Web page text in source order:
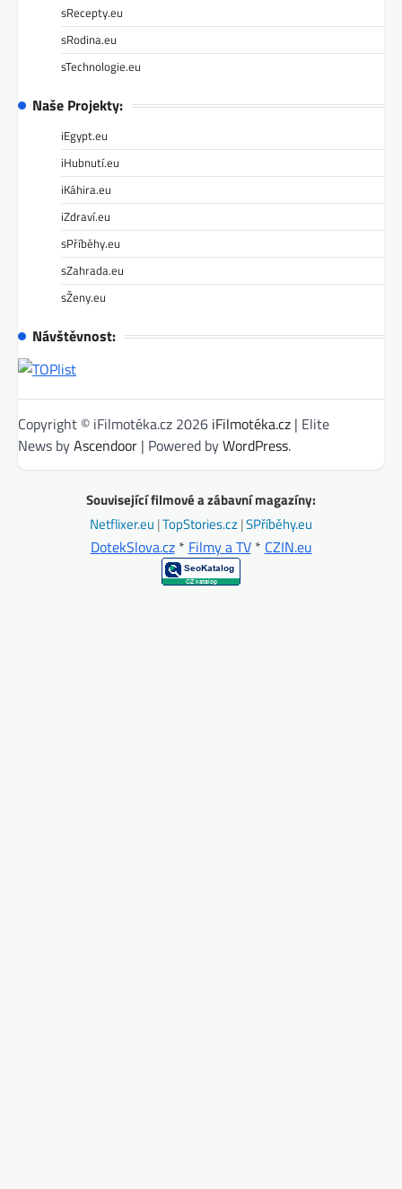
sRecepty.eu
sRodina.eu
sTechnologie.eu
Naše Projekty:
iEgypt.eu
iHubnutí.eu
iKáhira.eu
iZdraví.eu
sPříběhy.eu
sZahrada.eu
sŽeny.eu
Návštěvnost:
Copyright © iFilmotéka.cz 2026 iFilmotéka.cz | Elite
News byAscendoor | Powered byWordPress.
Související filmové a zábavní magazíny:
Netflixer.eu |TopStories.cz|SPříběhy.eu
DotekSlova.cz* Filmy a TV* CZIN.eu